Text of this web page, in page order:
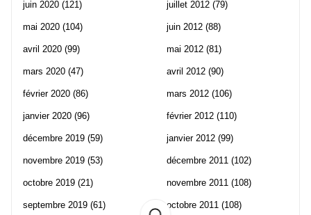
juin 2020 (121)
mai 2020 (104)
avril 2020 (99)
mars 2020 (47)
février 2020 (86)
janvier 2020 (96)
décembre 2019 (59)
novembre 2019 (53)
octobre 2019 (21)
septembre 2019 (61)
juillet 2012 (79)
juin 2012 (88)
mai 2012 (81)
avril 2012 (90)
mars 2012 (106)
février 2012 (110)
janvier 2012 (99)
décembre 2011 (102)
novembre 2011 (108)
octobre 2011 (108)